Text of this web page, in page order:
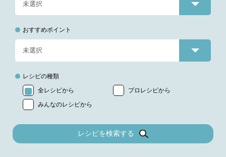
おすすめポイント
レシピの種類
全レシピから
プロレシピから
みんなのレシピから
レシピを検索する